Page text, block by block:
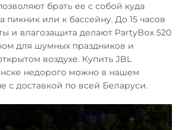
брать ее с собой куда
пикник или к бассейну. До 15 часов
и влагозащита делают PartyBox 520
для шумных праздников и
воздухе. Купить JBL
недорого можно в нашем
с доставкой по всей Беларуси.